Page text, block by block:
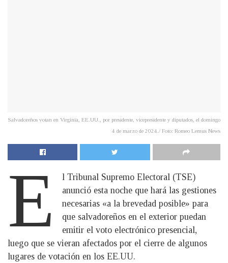
Salvadoreños votan en Virginia, EE.UU., por presidente, vicepresidente y diputados, el domingo
4 de marzo de 2024./ Foto: Romeo Lemus News
E
l Tribunal Supremo Electoral (TSE)
anunció esta noche que hará las gestiones
necesarias «a la brevedad posible» para
que salvadoreños en el exterior puedan
emitir el voto electrónico presencial,
luego que se vieran afectados por el cierre de algunos
lugares de votación en los EE.UU.